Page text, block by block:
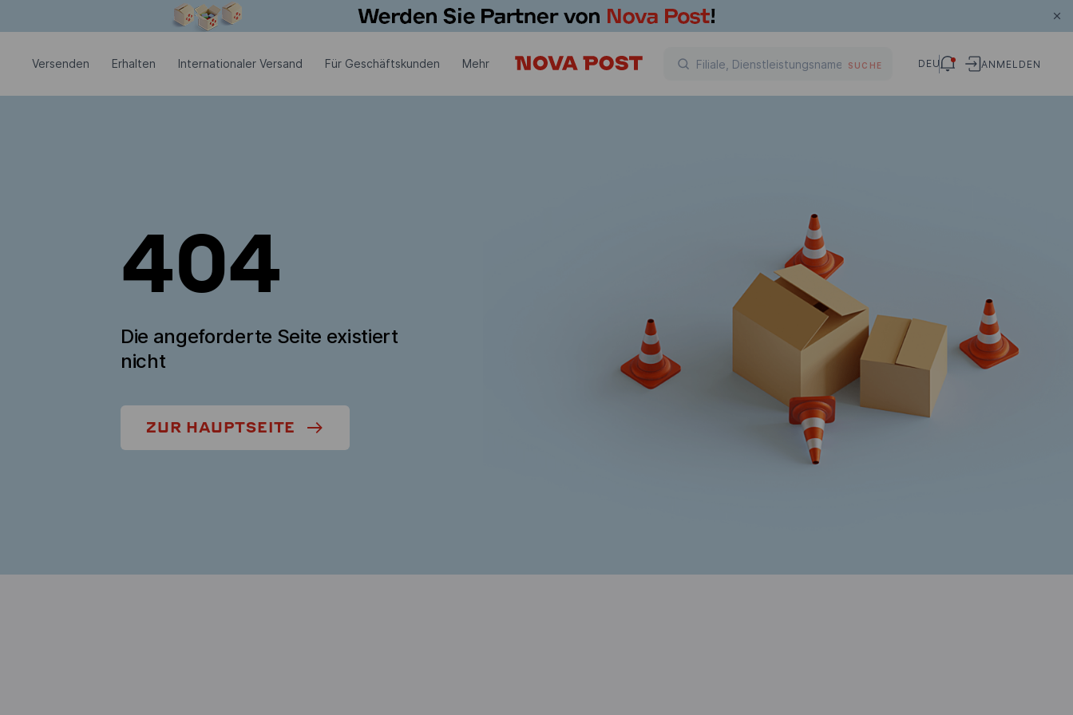
Versenden Erhalten Internationaler Versand Für Geschäftskunden Mehr SUCHE DEU ANMELDEN
404
Die angeforderte Seite existiert
nicht
ZUR HAUPTSEITE
Modales Fenster ist geöffnet